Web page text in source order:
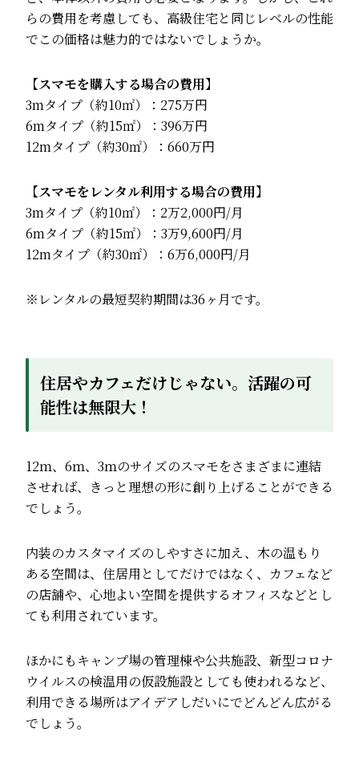
らの費用を考慮しても、高級住宅と同じレベルの性能
でこの価格は魅力的ではないでしょうか。
【スマモを購入する場合の費用】
3mタイプ（約10㎡）：275万円
6mタイプ（約15㎡）：396万円
12mタイプ（約30㎡）：660万円
【スマモをレンタル利用する場合の費用】
3mタイプ（約10㎡）：2万2,000円/月
6mタイプ（約15㎡）：3万9,600円/月
12mタイプ（約30㎡）：6万6,000円/月
※レンタルの最短契約期間は36ヶ月です。
住居やカフェだけじゃない。活躍の可
能性は無限大！
12ｍ、6ｍ、3ｍのサイズのスマモをさまざまに連結
させれば、きっと理想の形に創り上げることができる
でしょう。
内装のカスタマイズのしやすさに加え、木の温もり
ある空間は、住居用としてだけではなく、カフェなど
の店舗や、心地よい空間を提供するオフィスなどとし
ても利用されています。
ほかにもキャンプ場の管理棟や公共施設、新型コロナ
ウイルスの検温用の仮設施設としても使われるなど、
利用できる場所はアイデアしだいにでどんどん広がる
でしょう。